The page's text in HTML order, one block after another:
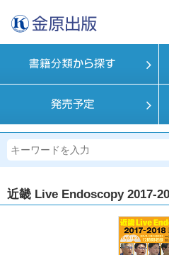
近畿 Live Endoscopy 2017-